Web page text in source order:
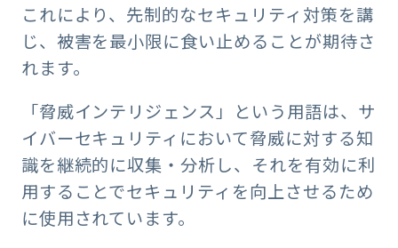
これにより、先制的なセキュリティ対策を講
じ、被害を最小限に食い止めることが期待さ
れます。
「脅威インテリジェンス」という用語は、サ
イバーセキュリティにおいて脅威に対する知
識を継続的に収集・分析し、それを有効に利
用することでセキュリティを向上させるため
に使用されています。